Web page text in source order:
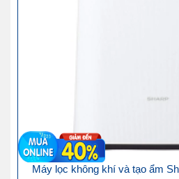
Máy lọc không khí và tạo ẩm